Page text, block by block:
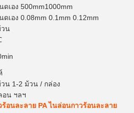
เอง 500mm1000mm
เอง 0.08mm 0.1mm 0.12mm
วน
น 1-2 ม้วน / กล่อง
อน ฯลฯ
อนละลาย PA ไนล่อนกาวร้อนละลาย